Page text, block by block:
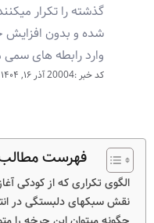
گذشته را تکرار
شده و بدون افزایش
وارد رابطه های سمی
کد خبر :20004 آذر ۱۶, ۱۴۰۴
فهرست
الگوی تکراری که از کودکی
نقش سبکهای دلبستگی در